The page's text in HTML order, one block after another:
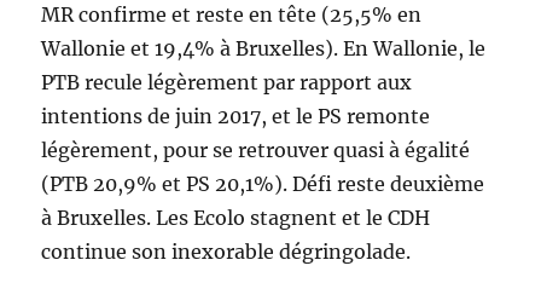
MR confirme et reste en tête (25,5% en
Wallonie et 19,4% à Bruxelles). En Wallonie, le
PTB recule légèrement par rapport aux
intentions de juin 2017, et le PS remonte
légèrement, pour se retrouver quasi à égalité
(PTB 20,9% et PS 20,1%). Défi reste deuxième
à Bruxelles. Les Ecolo stagnent et le CDH
continue son inexorable dégringolade.